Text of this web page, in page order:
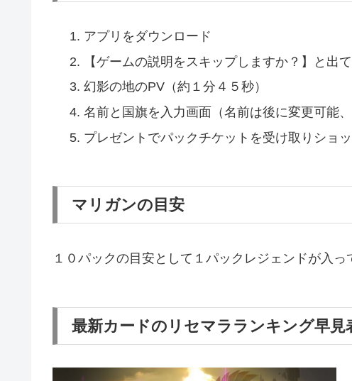
アプリをダウンロード
【ゲームの説明をスキップしますか？】と出
幻影の地のPV（約１分４５秒）
名前と国旗を入力画面（名前は後に変更可能
プレゼントでパックチケットを受け取りショ
マリガンの目安
１０パックの目安として１パックレジェンドが入
最新カードのリセマラランキング早見